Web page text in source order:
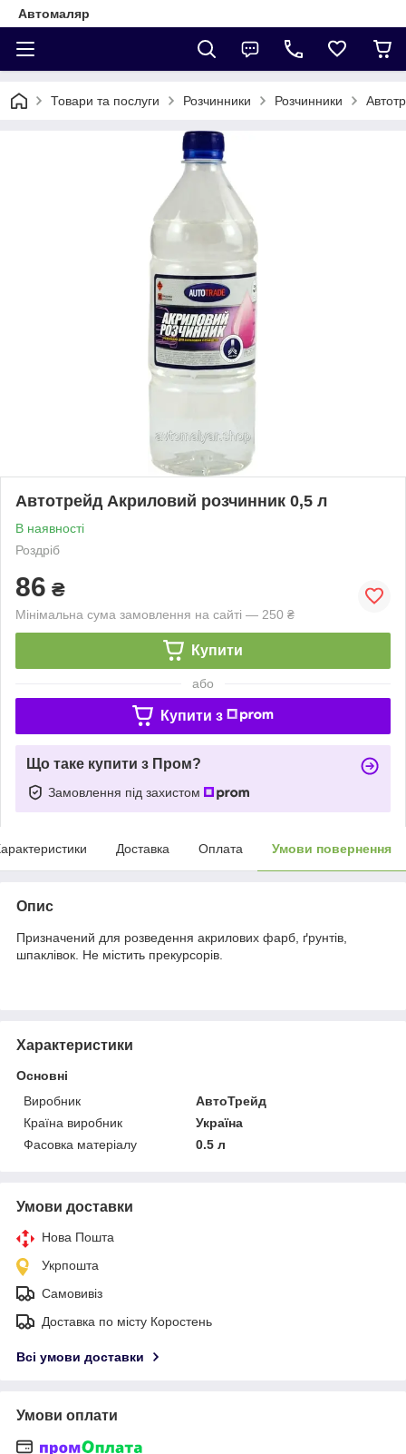
Автомаляр
Товари та послуги Розчинники Розчинники
Автотрейд Акриловий розчинник 0,5 л
В наявності
Роздріб
86 ₴
Мінімальна сума замовлення на сайті — 250 ₴
Купити
або
Купити з
Що таке купити з Пром?
Замовлення під захистом
Доставка Оплата Умови повернення
Опис
Призначений для розведення акрилових фарб, ґрунтів,
шпаклівок. Не містить прекурсорів.
Характеристики
Основні
Виробник
АвтоТрейд
Країна виробник
Україна
Фасовка матеріалу
0.5 л
Умови доставки
Нова Пошта
Укрпошта
Самовивіз
Доставка по місту Коростень
Всі умови доставки
Умови оплати